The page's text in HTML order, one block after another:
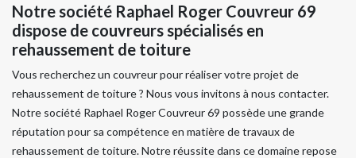
Notre société Raphael Roger Couvreur 69
dispose de couvreurs spécialisés en
rehaussement de toiture
Vous recherchez un couvreur pour réaliser votre projet de
rehaussement de toiture ? Nous vous invitons à nous contacter.
Notre société Raphael Roger Couvreur 69 possède une grande
réputation pour sa compétence en matière de travaux de
rehaussement de toiture. Notre réussite dans ce domaine repose